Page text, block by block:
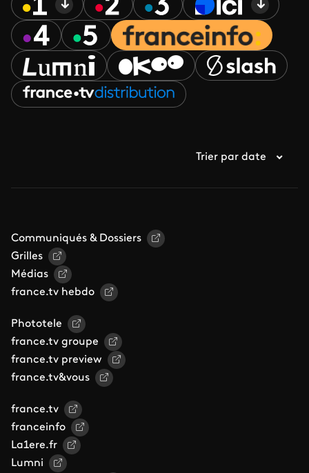
Trier par date
Communiqués & Dossiers
Grilles
Médias
france.tv hebdo
Phototele
france.tv groupe
france.tv preview
france.tv&vous
france.tv
franceinfo
La1ere.fr
Lumni